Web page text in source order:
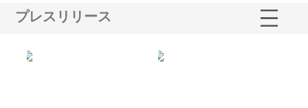
プレスリリース